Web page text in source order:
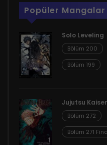
Popüler Mangalar
Solo Leveling
Bölüm 200
Bölüm 199
Jujutsu
Bölüm 272
Bölüm 271